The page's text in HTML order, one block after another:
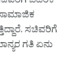
ಸಾಮಾಜಿಕ
ಸಚಿವರಿಗೆ
ಗತಿ ಏನು